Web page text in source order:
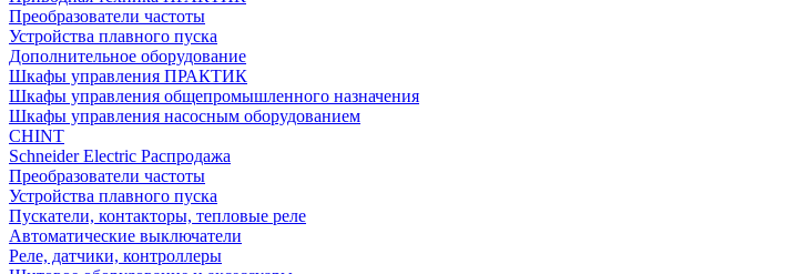
Преобразователи частоты
Устройства плавного пуска
Дополнительное оборудование
Шкафы управления ПРАКТИК
Шкафы управления общепромышленного назначения
Шкафы управления насосным оборудованием
CHINT
Schneider Electric Распродажа
Преобразователи частоты
Устройства плавного пуска
Пускатели, контакторы, тепловые реле
Автоматические выключатели
Реле, датчики, контроллеры